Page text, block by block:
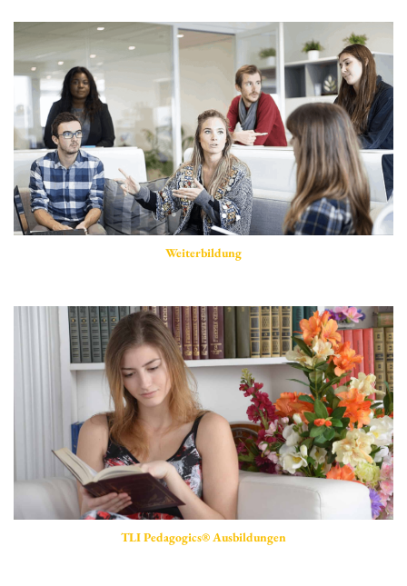
Weiterbildung
TLI Pedagogics® Ausbildungen